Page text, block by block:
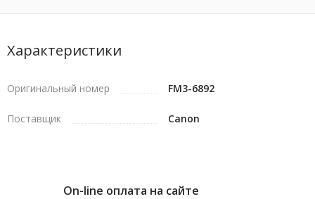
Характеристики
Оригинальный номер FM3-6892
Поставщик Canon
On-line оплата на сайте